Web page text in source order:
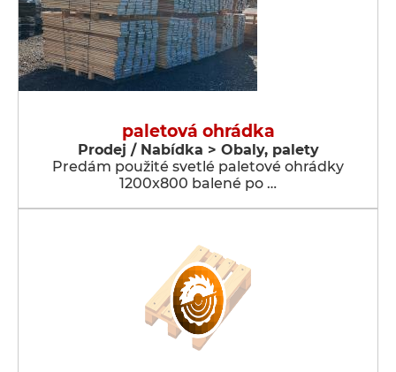
paletová ohrádka
Prodej / Nabídka > Obaly, palety
Predám použité svetlé paletové ohrádky
1200x800 balené po …